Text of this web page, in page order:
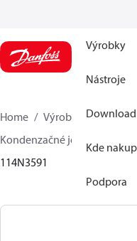
Výrobky
Nástroje
Kde
Podpora
Home Výrobky
Climate
Kondenzačné jednotky
114N3591